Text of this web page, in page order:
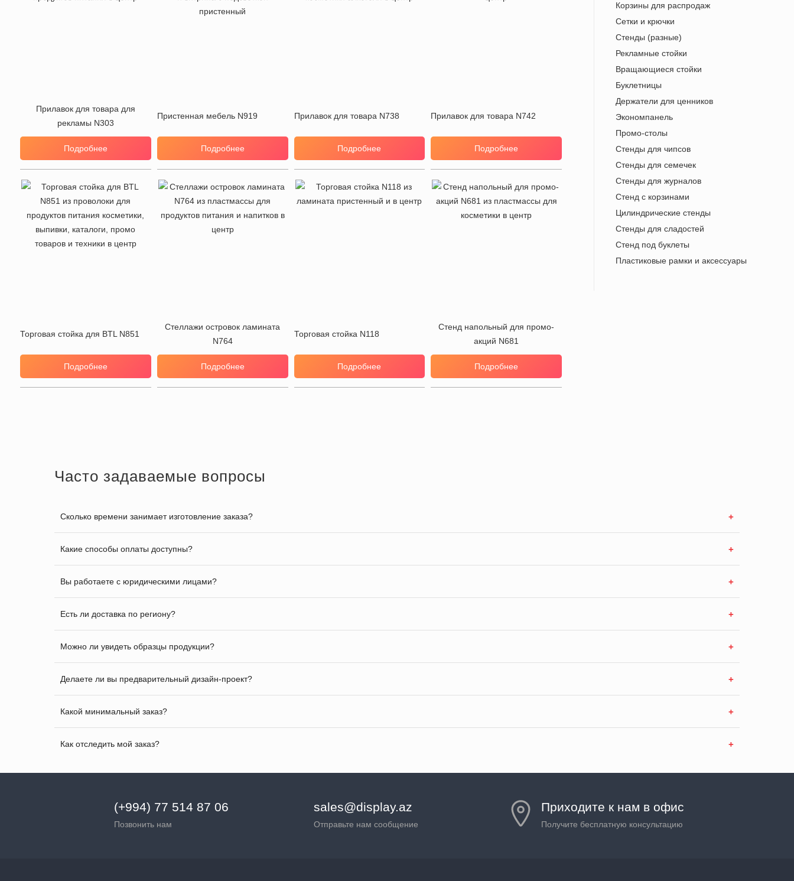
Прилавок для товара для
рекламы N303
Подробнее
Пристенная мебель N919
Подробнее
Прилавок для товара N738
Подробнее
Прилавок для товара N742
Подробнее
Торговая стойка для BTL N851
Подробнее
Стеллажи островок ламината
N764
Подробнее
Торговая стойка N118
Подробнее
Стенд напольный для промо-
акций N681
Подробнее
Корзины для распродаж
Сетки и крючки
Стенды (разные)
Рекламные стойки
Вращающиеся стойки
Буклетницы
Держатели для ценников
Экономпанель
Промо-столы
Cтенды для чипсов
Стенды для семечек
Стенды для журналов
Стенд с корзинами
Цилиндрические стенды
Стенды для сладостей
Стенд под буклеты
Пластиковые рамки и аксессуары
Часто задаваемые вопросы
Сколько времени занимает изготовление заказа?
Какие способы оплаты доступны?
Вы работаете с юридическими лицами?
Есть ли доставка по региону?
Можно ли увидеть образцы продукции?
Делаете ли вы предварительный дизайн-проект?
Какой минимальный заказ?
Как отследить мой заказ?
(+994) 77 514 87 06
Позвонить нам
sales@display.az
Отправьте нам сообщение
Приходите к нам в офис
Получите бесплатную консультацию